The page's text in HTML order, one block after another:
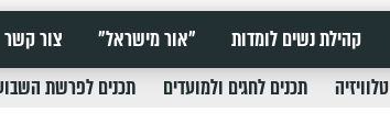
קהילת נשים לומדות "אור מישראל" צור קשר
טלוויזיה תכנים לחגים ולמועדים תכנים לפרשת